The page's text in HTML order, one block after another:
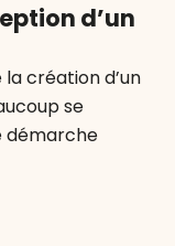
d’un
création d’un
se
démarche